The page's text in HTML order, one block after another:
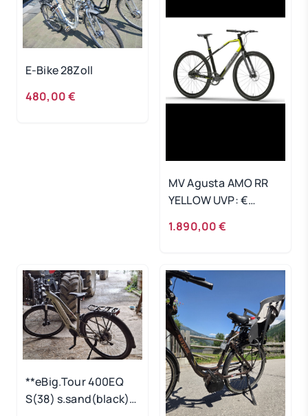
E-Bike 28Zoll
480,00 €
MV Agusta AMO RR
YELLOW UVP: €
1.890,00 €
**eBig.Tour 400EQ
S(38) s.sand(black)